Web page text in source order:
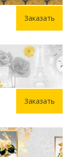
Заказать
Заказать